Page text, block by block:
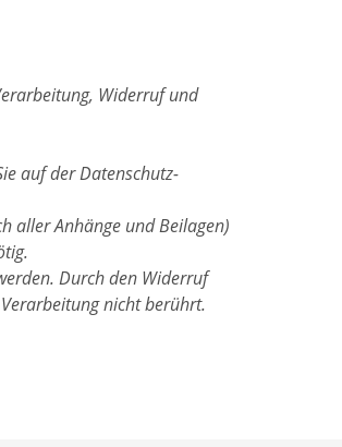
Widerruf und
auf der Datenschutz-
aller Anhänge und Beilagen)
Durch den Widerruf
nicht berührt.